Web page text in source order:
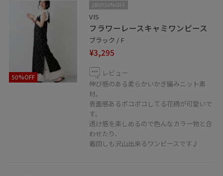
⚠︎品番ない物は私物です。
【information】
お気に入りの投稿やスタッフをハートボタンでタップ‼︎
お気に入りコーデをすぐ見返せます♪
ぜひお試しください♪
ルミネエスト
LINEで在庫のお問い合わせや商品、コーディネートのご
相談など是非お気軽にお問い合わせくださいませ。
LINEで新宿ルミネエストVISスタッフにご相談は【友だち
50%OFF
2BUY10%OFF
VIS
フラワーレースキャミワンピース
ブラック / F
¥3,295
レビュー
伸び感のある柔らかいかぎ編みニット素
材。
表面感あるポコポコしてる花柄が可愛いで
す。
透け感を楽しめるので色んなカラー物と合
わせたり、
着回しも沢山出来るワンピースです♪